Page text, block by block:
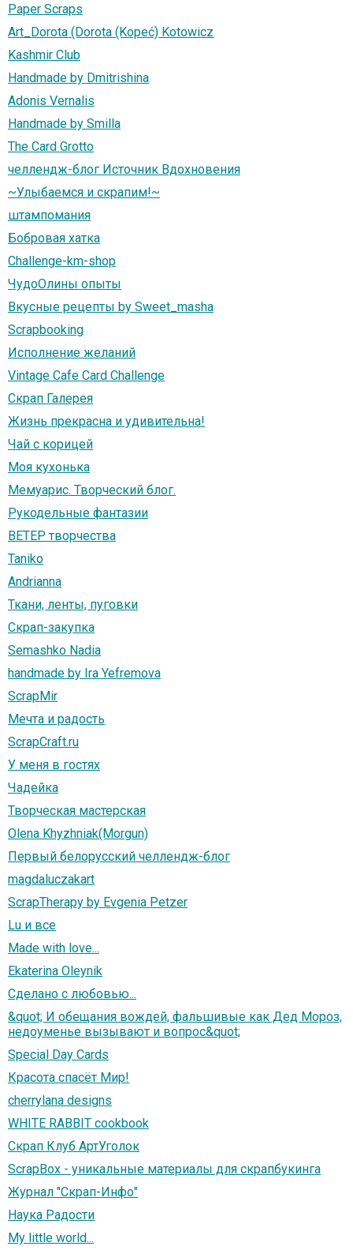
Paper Scraps
Art_Dorota (Dorota (Kopeć) Kotowicz
Kashmir Club
Handmade by Dmitrishina
Adonis Vernalis
Handmade by Smilla
The Card Grotto
челлендж-блог Источник Вдохновения
~Улыбаемся и скрапим!~
штампомания
Бобровая хатка
Challenge-km-shop
ЧудоОлины опыты
Вкусные рецепты by Sweet_masha
Scrapbooking
Исполнение желаний
Vintage Cafe Card Challenge
Скрап Галерея
Жизнь прекрасна и удивительна!
Чай с корицей
Моя кухонька
Мемуарис. Творческий блог.
Рукодельные фантазии
ВЕТЕР творчества
Taniko
Andrianna
Ткани, ленты, пуговки
Скрап-закупка
Semashko Nadia
handmade by Ira Yefremova
ScrapMir
Мечта и радость
ScrapCraft.ru
У меня в гостях
Чадейка
Творческая мастерская
Olena Khyzhniak(Morgun)
Первый белорусский челлендж-блог
magdaluczakart
ScrapTherapy by Evgenia Petzer
Lu и все
Made with love...
Ekaterina Oleynik
Сделано с любовью...
&quot; И обещания вождей, фальшивые как Дед Мороз,
недоуменье вызывают и вопрос&quot;
Special Day Cards
Красота спасёт Мир!
cherrylana designs
WHITE RABBIT cookbook
Скрап Клуб АртУголок
ScrapBox - уникальные материалы для скрапбукинга
Журнал "Скрап-Инфо"
Наука Радости
My little world...